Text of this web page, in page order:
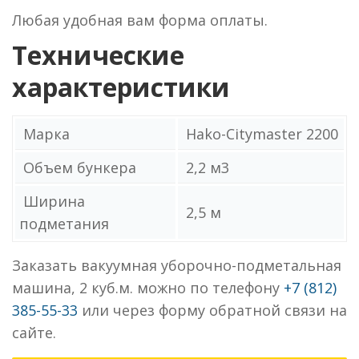
Любая удобная вам форма оплаты.
Технические
характеристики
Марка
Hako-Citymaster 2200
Объем бункера
2,2 м3
Ширина
подметания
2,5 м
Заказать вакуумная уборочно-подметальная
машина, 2 куб.м. можно по телефону +7 (812)
385-55-33 или через форму обратной связи на
сайте.